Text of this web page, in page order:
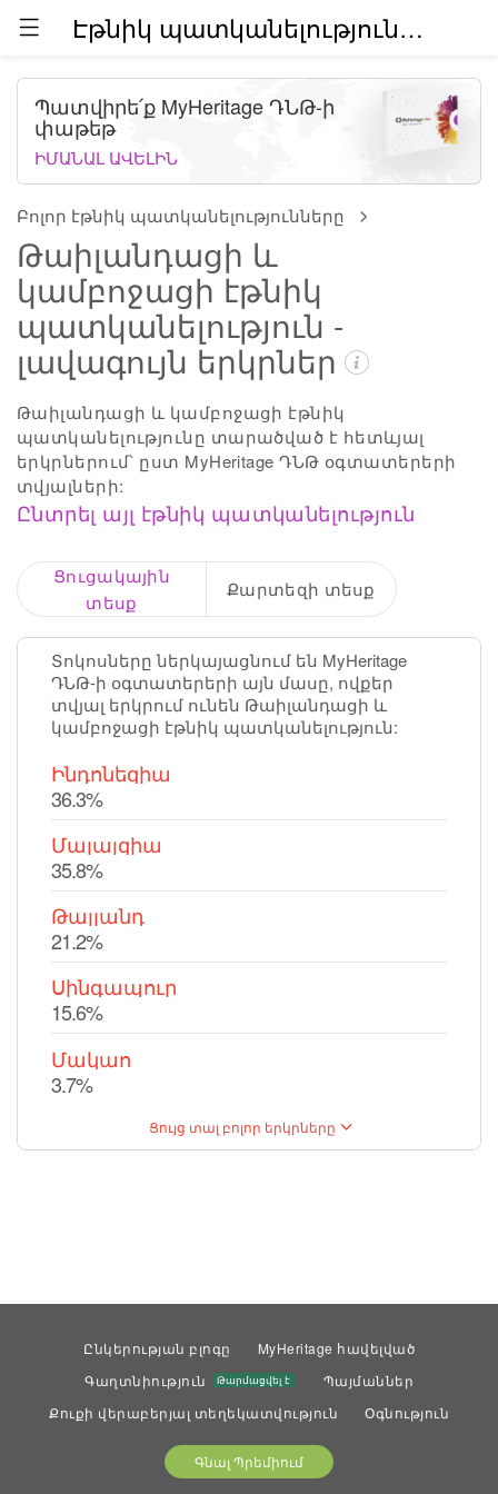
Էթնիկ պատկանելություններն աշխարհում (բետա)
Բոլոր էթնիկ պատկանելությունները
Թաիլանդացի և
կամբոջացի էթնիկ
պատկանելություն -
լավագույն երկրներ
Թաիլանդացի և կամբոջացի էթնիկ
պատկանելությունը տարածված է հետևյալ
երկրներում՝ ըստ MyHeritage ԴՆԹ օգտատերերի
տվյալների:
Ընտրել այլ էթնիկ պատկանելություն
Պատվիրե՛ք MyHeritage ԴՆԹ-ի
փաթեթ
ԻՄԱՆԱԼ ԱՎԵԼԻՆ
Ցուցակային
տեսք
Քարտեզի տեսք
Տոկոսները ներկայացնում են MyHeritage
ԴՆԹ-ի օգտատերերի այն մասը, ովքեր
տվյալ երկրում ունեն Թաիլանդացի և
կամբոջացի էթնիկ պատկանելություն:
Ինդոնեզիա
36.3%
Մալայզիա
35.8%
Թայլանդ
21.2%
Սինգապուր
15.6%
Մակաո
3.7%
Ցույց տալ բոլոր երկրները
Ընկերության բլոգը
MyHeritage հավելված
Գաղտնիություն
Թարմացվել է
Պայմաններ
Քուքի վերաբերյալ տեղեկատվություն
Օգնություն
Գնալ Պրեմիում